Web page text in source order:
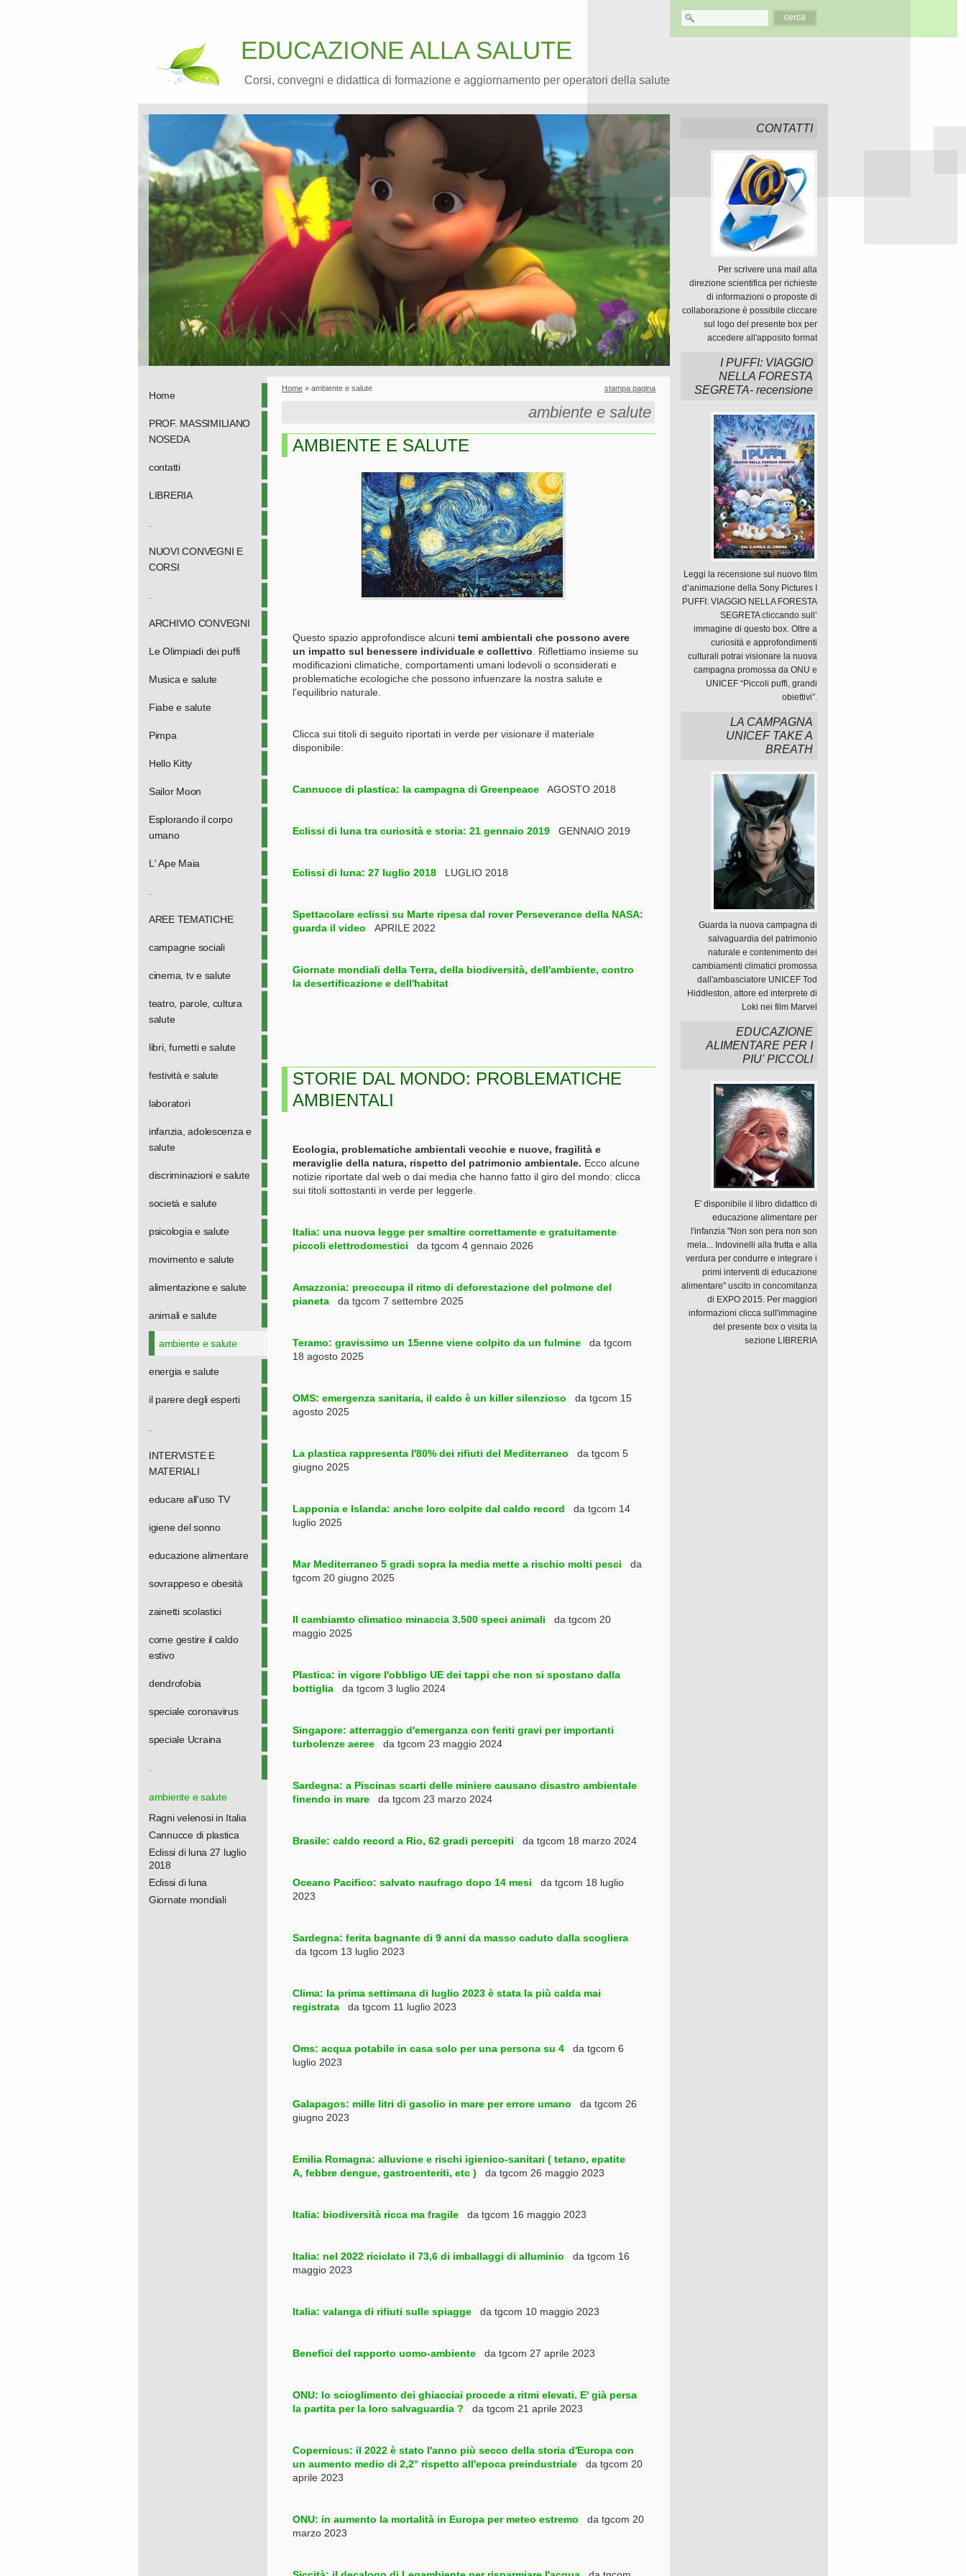
EDUCAZIONE ALLA SALUTE
Corsi, convegni e didattica di formazione e aggiornamento per operatori della salute
Home
PROF. MASSIMILIANO
NOSEDA
contatti
LIBRERIA
NUOVI CONVEGNI E
CORSI
ARCHIVIO CONVEGNI
Le Olimpiadi dei puffi
Musica e salute
Fiabe e salute
Pimpa
Hello Kitty
Sailor Moon
Esplorando il corpo
umano
L' Ape Maia
AREE TEMATICHE
campagne sociali
cinema, tv e salute
teatro, parole, cultura
salute
libri, fumetti e salute
festività e salute
laboratori
infanzia, adolescenza e
salute
discriminazioni e salute
società e salute
psicologia e salute
movimento e salute
alimentazione e salute
animali e salute
ambiente e salute
energia e salute
il parere degli esperti
INTERVISTE E
MATERIALI
educare all'uso TV
igiene del sonno
educazione alimentare
sovrappeso e obesità
zainetti scolastici
come gestire il caldo
estivo
dendrofobia
speciale coronavirus
speciale Ucraina
ambiente e salute
Ragni velenosi in Italia
Cannucce di plastica
Eclissi di luna 27 luglio
2018
Eclissi di luna
Giornate mondiali
Home » ambiente e salute
ambiente e salute
stampa pagina
AMBIENTE E SALUTE
Questo spazio approfondisce alcuni temi ambientali che possono avere
un impatto sul benessere individuale e collettivo . Riflettiamo insieme su
modificazioni climatiche, comportamenti umani lodevoli o sconsiderati e
problematiche ecologiche che possono infuenzare la nostra salute e
l'equilibrio naturale.
Clicca sui titoli di seguito riportati in verde per visionare il materiale
disponibile:
Cannucce di plastica: la campagna di Greenpeace AGOSTO 2018
Eclissi di luna tra curiosità e storia: 21 gennaio 2019 GENNAIO 2019
Eclissi di luna: 27 luglio 2018 LUGLIO 2018
Spettacolare eclissi su Marte ripesa dal rover Perseverance della NASA:
guarda il video APRILE 2022
Giornate mondiali della Terra, della biodiversità, dell'ambiente, contro
la desertificazione e dell'habitat
STORIE DAL MONDO: PROBLEMATICHE
AMBIENTALI
Ecologia, problematiche ambientali vecchie e nuove, fragilità e
meraviglie della natura, rispetto del patrimonio ambientale. Ecco alcune
notizie riportate dal web o dai media che hanno fatto il giro del mondo: clicca
sui titoli sottostanti in verde per leggerle.
Italia: una nuova legge per smaltire correttamente e gratuitamente
piccoli elettrodomestici da tgcom 4 gennaio 2026
Amazzonia: preoccupa il ritmo di deforestazione del polmone del
pianeta da tgcom 7 settembre 2025
Teramo: gravissimo un 15enne viene colpito da un fulmine da tgcom
18 agosto 2025
OMS: emergenza sanitaria, il caldo è un killer silenzioso da tgcom 15
agosto 2025
La plastica rappresenta l'80% dei rifiuti del Mediterraneo da tgcom 5
giugno 2025
Lapponia e Islanda: anche loro colpite dal caldo record
da tgcom 14
luglio 2025
Mar Mediterraneo 5 gradi sopra la media mette a rischio molti pesci da
tgcom 20 giugno 2025
Il cambiamto climatico minaccia 3.500 speci animali da tgcom 20
maggio 2025
Plastica: in vigore l'obbligo UE dei tappi che non si spostano dalla
bottiglia da tgcom 3 luglio 2024
Singapore: atterraggio d'emerganza con feriti gravi per importanti
turbolenze aeree da tgcom 23 maggio 2024
Sardegna: a Piscinas scarti delle miniere causano disastro ambientale
finendo in mare da tgcom 23 marzo 2024
Brasile: caldo record a Rio, 62 gradi percepiti da tgcom 18 marzo 2024
Oceano Pacifico: salvato naufrago dopo 14 mesi
da tgcom 18 luglio
2023
Sardegna: ferita bagnante di 9 anni da masso caduto dalla scogliera
da tgcom 13 luglio 2023
Clima: la prima settimana di luglio 2023 è stata la più calda mai
registrata da tgcom 11 luglio 2023
Oms: acqua potabile in casa solo per una persona su 4 da tgcom 6
luglio 2023
Galapagos: mille litri di gasolio in mare per errore umano da tgcom 26
giugno 2023
Emilia Romagna: alluvione e rischi igienico-sanitari ( tetano, epatite
A, febbre dengue, gastroenteriti, etc ) da tgcom 26 maggio 2023
Italia: biodiversità ricca ma fragile da tgcom 16 maggio 2023
Italia: nel 2022 riciclato il 73,6 di imballaggi di alluminio da tgcom 16
maggio 2023
Italia: valanga di rifiuti sulle spiagge da tgcom 10 maggio 2023
Benefici del rapporto uomo-ambiente da tgcom 27 aprile 2023
ONU: lo scioglimento dei ghiacciai procede a ritmi elevati. E' già persa
la partita per la loro salvaguardia ? da tgcom 21 aprile 2023
Copernicus: il 2022 è stato l'anno più secco della storia d'Europa con
un aumento medio di 2,2° rispetto all'epoca preindustriale da tgcom 20
aprile 2023
ONU: in aumento la mortalità in Europa per meteo estremo da tgcom 20
marzo 2023
CONTATTI
Per scrivere una mail alla
direzione scientifica per richieste
di informazioni o proposte di
collaborazione è possibile cliccare
sul logo del presente box per
accedere all'apposito format
I PUFFI: VIAGGIO
NELLA FORESTA
SEGRETA- recensione
Leggi la recensione sul nuovo film
d’animazione della Sony Pictures I
PUFFI: VIAGGIO NELLA FORESTA
SEGRETA cliccando sull’
immagine di questo box. Oltre a
curiosità e approfondimenti
culturali potrai visionare la nuova
campagna promossa da ONU e
UNICEF “Piccoli puffi, grandi
obiettivi”.
LA CAMPAGNA
UNICEF TAKE A
BREATH
Guarda la nuova campagna di
salvaguardia del patrimonio
naturale e contenimento dei
cambiamenti climatici promossa
dall'ambasciatore UNICEF Tod
Hiddleston, attore ed interprete di
Loki nei film Marvel
EDUCAZIONE
ALIMENTARE PER I
PIU' PICCOLI
E' disponibile il libro didattico di
educazione alimentare per
l'infanzia "Non son pera non son
mela... Indovinelli alla frutta e alla
verdura per condurre e integrare i
primi interventi di educazione
alimentare" uscito in concomitanza
di EXPO 2015. Per maggiori
informazioni clicca sull'immagine
del presente box o visita la
sezione LIBRERIA